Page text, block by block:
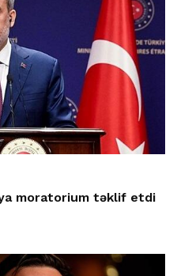
moratorium təklif etdi